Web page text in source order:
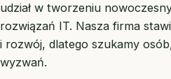
udział w tworzeniu
rozwiązań IT. Nasza firma
i rozwój, dlatego szukamy
wyzwań.